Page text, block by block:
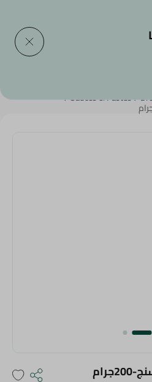
الجانبية
/
Sauces & Pastes
/